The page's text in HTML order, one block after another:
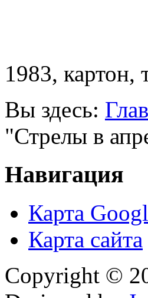
1983, картон,
Вы здесь:
"Стрелы в
Навигация
Карта
Карта сайта
Copyright ©